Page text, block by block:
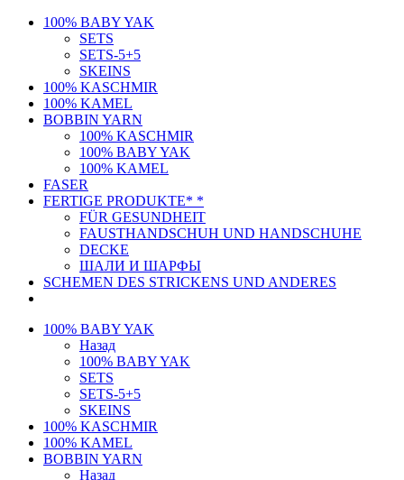
100% BABY YAK
SETS
SETS-5+5
SKEINS
100% KASCHMIR
100% KAMEL
BOBBIN YARN
100% KASCHMIR
100% BABY YAK
100% KAMEL
FASER
FERTIGE PRODUKTE* *
FÜR GESUNDHEIT
FAUSTHANDSCHUH UND HANDSCHUHE
DECKE
ШАЛИ И ШАРФЫ
SCHEMEN DES STRICKENS UND ANDERES
100% BABY YAK
Назад
100% BABY YAK
SETS
SETS-5+5
SKEINS
100% KASCHMIR
100% KAMEL
BOBBIN YARN
Назад